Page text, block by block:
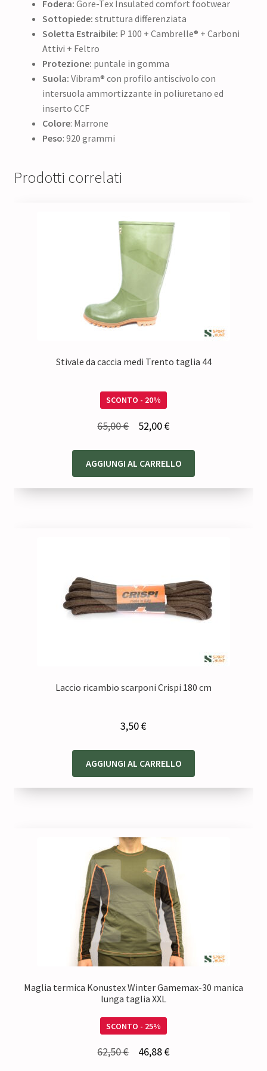
Fodera: Gore-Tex Insulated comfort footwear
Sottopiede: struttura differenziata
Soletta Estraibile: P 100 + Cambrelle® + Carboni
Attivi + Feltro
Protezione: puntale in gomma
Suola: Vibram® con profilo antiscivolo con
intersuola ammortizzante in poliuretano ed
inserto CCF
Colore: Marrone
Peso: 920 grammi
Prodotti correlati
Stivale da caccia medi Trento taglia 44
SCONTO - 20%
65,00€
originale
era:
52,00€Il
attuale
è:
AGGIUNGI AL CARRELLO
Laccio ricambio scarponi Crispi 180 cm
3,50€
AGGIUNGI AL CARRELLO
Maglia termica Konustex Winter Gamemax-30 manica
lunga taglia XXL
SCONTO - 25%
62,50€ 46,88€Il